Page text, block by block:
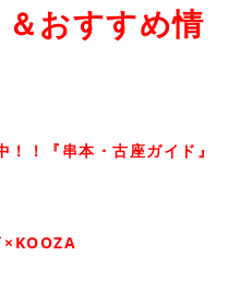
おすすめ情
！『串本・古座ガイド』